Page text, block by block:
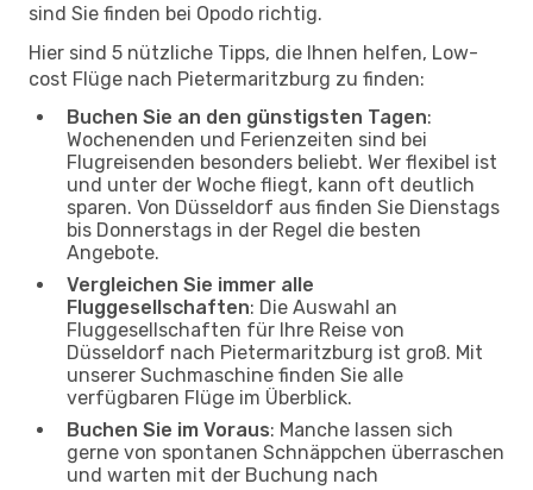
sind Sie finden bei Opodo richtig.
Hier sind 5 nützliche Tipps, die Ihnen helfen, Low-
cost Flüge nach Pietermaritzburg zu finden:
Buchen Sie an den günstigsten Tagen:
Wochenenden und Ferienzeiten sind bei
Flugreisenden besonders beliebt. Wer flexibel ist
und unter der Woche fliegt, kann oft deutlich
sparen. Von Düsseldorf aus finden Sie Dienstags
bis Donnerstags in der Regel die besten
Angebote.
Vergleichen Sie immer alle
Fluggesellschaften: Die Auswahl an
Fluggesellschaften für Ihre Reise von
Düsseldorf nach Pietermaritzburg ist groß. Mit
unserer Suchmaschine finden Sie alle
verfügbaren Flüge im Überblick.
Buchen Sie im Voraus: Manche lassen sich
gerne von spontanen Schnäppchen überraschen
und warten mit der Buchung nach